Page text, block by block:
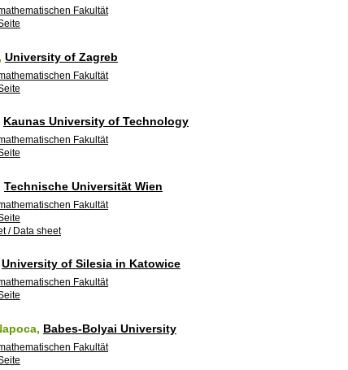
Fakultät
University of Zagreb
Fakultät
Kaunas University of Technology
Fakultät
Technische Universität Wien
Fakultät
/ Data sheet
University of Silesia in Katowice
Fakultät
Babes-Bolyai University
Fakultät